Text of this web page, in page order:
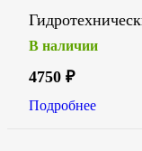
В наличии
4750 ₽
Подробнее